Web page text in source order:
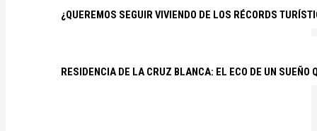
¿QUEREMOS SEGUIR VIVIENDO DE LOS RÉCORDS
RESIDENCIA DE LA CRUZ BLANCA: EL ECO DE UN